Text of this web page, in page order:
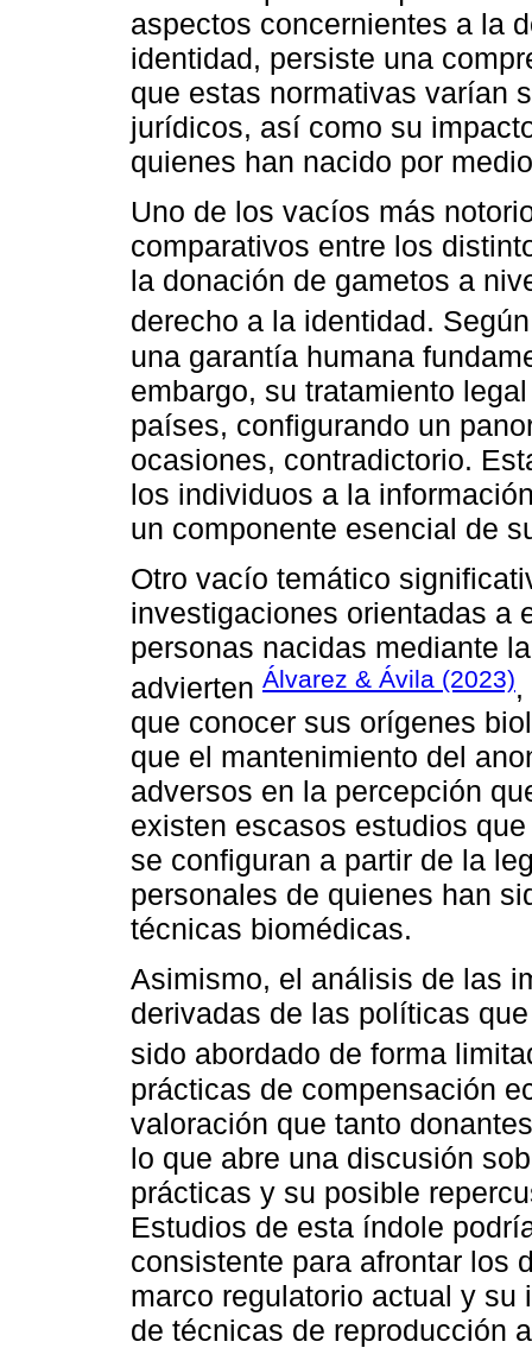
aspectos concernientes a la
identidad, persiste una
que estas normativas varían
jurídicos, así como su
quienes han nacido por
Uno de los vacíos más
comparativos entre los
la donación de gametos a
derecho a la identidad.
una garantía humana
embargo, su tratamiento
países, configurando un
ocasiones, contradictorio.
los individuos a la
un componente esencial de
Otro vacío temático
investigaciones orientadas a
personas nacidas mediante
advierten Álvarez & Ávila (2023),
que conocer sus orígenes
que el mantenimiento del
adversos en la percepción
existen escasos estudios
se configuran a partir de la
personales de quienes han
técnicas biomédicas.
Asimismo, el análisis de las
derivadas de las políticas
sido abordado de forma
prácticas de compensación
valoración que tanto
lo que abre una discusión
prácticas y su posible
Estudios de esta índole
consistente para afrontar los
marco regulatorio actual y
de técnicas de reproducción